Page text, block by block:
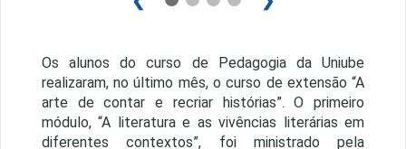
Os alunos do curso de Pedagogia da Uniube
realizaram, no último mês, o curso de extensão “A
arte de contar e recriar histórias”. O primeiro
módulo, “A literatura e as vivências literárias em
diferentes contextos”, foi ministrado pela